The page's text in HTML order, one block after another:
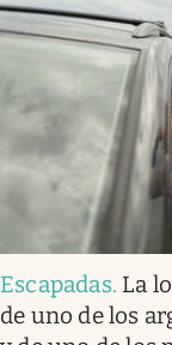
Infotechnology
Clase
Clima
Mundial 2026
Eventos Corporativos
El Cronista Studio
Mediakit
abre en nueva pestaña
Escapadas. La
de uno de los